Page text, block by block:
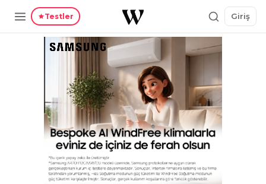
Testler Giriş